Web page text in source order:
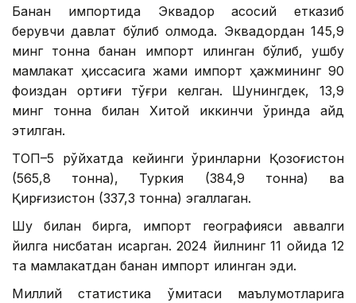
Банан импортида Эквадор асосий етказиб
берувчи давлат бўлиб қолмоқда. Эквадордан 145,9
минг тонна банан импорт қилинган бўлиб, ушбу
мамлакат ҳиссасига жами импорт ҳажмининг 90
фоиздан ортиғи тўғри келган. Шунингдек, 13,9
минг тонна билан Хитой иккинчи ўринда қайд
этилган.
ТОП–5 рўйхатда кейинги ўринларни Қозоғистон
(565,8 тонна), Туркия (384,9 тонна) ва
Қирғизистон (337,3 тонна) эгаллаган.
Шу билан бирга, импорт географияси аввалги
йилга нисбатан қисқарган. 2024 йилнинг 11 ойида 12
та мамлакатдан банан импорт қилинган эди.
Миллий статистика қўмитаси маълумотларига